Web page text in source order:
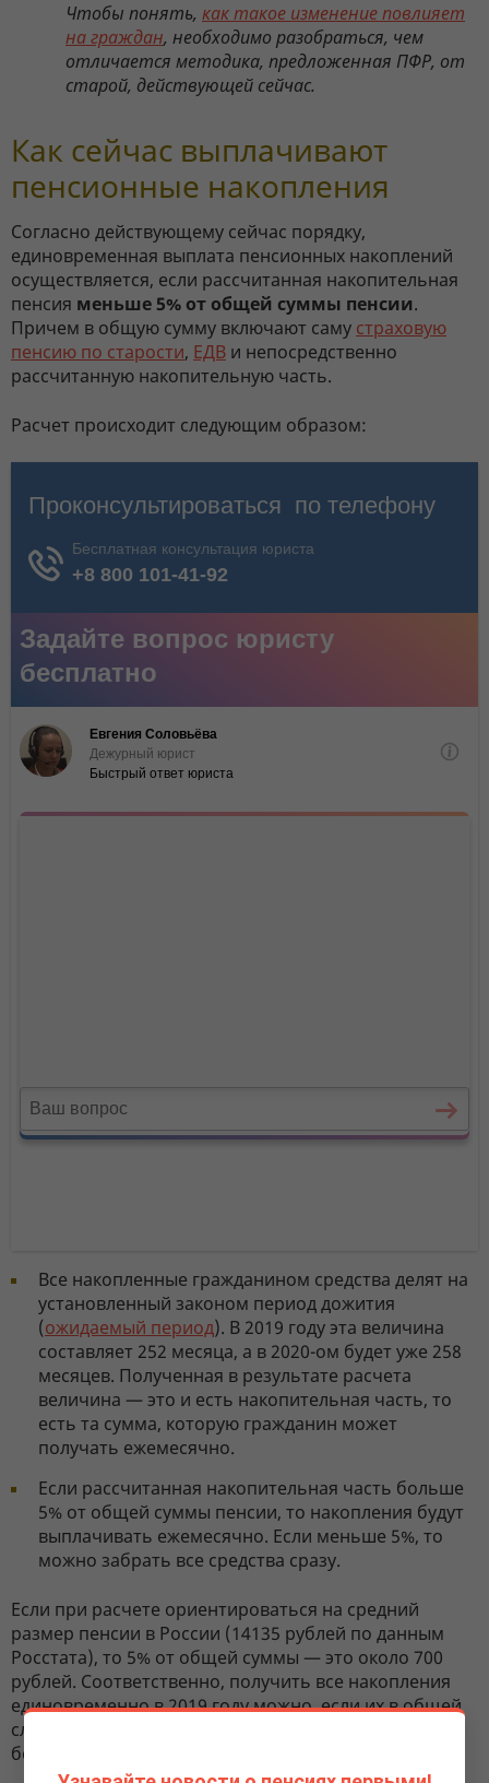
Чтобы понять, как такое изменение повлияет
на граждан, необходимо разобраться, чем
отличается методика, предложенная ПФР, от
старой, действующей сейчас.
Как сейчас выплачивают
пенсионные накопления
Согласно действующему сейчас порядку,
единовременная выплата пенсионных накоплений
осуществляется, если рассчитанная накопительная
пенсия меньше 5% от общей суммы пенсии.
Причем в общую сумму включают саму страховую
пенсию по старости, ЕДВ и непосредственно
рассчитанную накопительную часть.
Расчет происходит следующим образом:
Все накопленные гражданином средства делят на
установленный законом период дожития
(ожидаемый период). В 2019 году эта величина
составляет 252 месяца, а в 2020-ом будет уже 258
месяцев. Полученная в результате расчета
величина — это и есть накопительная часть, то
есть та сумма, которую гражданин может
получать ежемесячно.
Если рассчитанная накопительная часть больше
5% от общей суммы пенсии, то накопления будут
выплачивать ежемесячно. Если меньше 5%, то
можно забрать все средства сразу.
Если при расчете ориентироваться на средний
размер пенсии в России (14135 рублей по данным
Росстата), то 5% от общей суммы — это около 700
рублей. Соответственно, получить все накопления
единовременно в 2019 году можно, если их в общей
сложности
больше, то только в виде ежемесячных выплат.